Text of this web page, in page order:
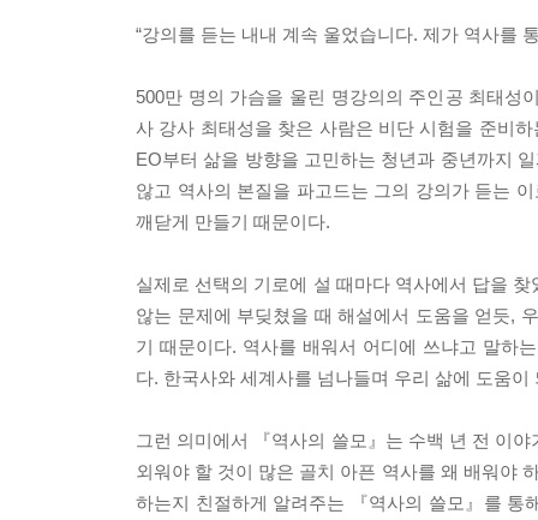
“강의를 듣는 내내 계속 울었습니다. 제가 역사를
500만 명의 가슴을 울린 명강의의 주인공 최태성
사 강사 최태성을 찾은 사람은 비단 시험을 준비
EO부터 삶을 방향을 고민하는 청년과 중년까지
않고 역사의 본질을 파고드는 그의 강의가 듣는
깨닫게 만들기 때문이다.
실제로 선택의 기로에 설 때마다 역사에서 답을
않는 문제에 부딪쳤을 때 해설에서 도움을 얻듯,
기 때문이다. 역사를 배워서 어디에 쓰냐고 말하
다. 한국사와 세계사를 넘나들며 우리 삶에 도움
그런 의미에서 『역사의 쓸모』는 수백 년 전 이
외워야 할 것이 많은 골치 아픈 역사를 왜 배워야
하는지 친절하게 알려주는 『역사의 쓸모』를 통